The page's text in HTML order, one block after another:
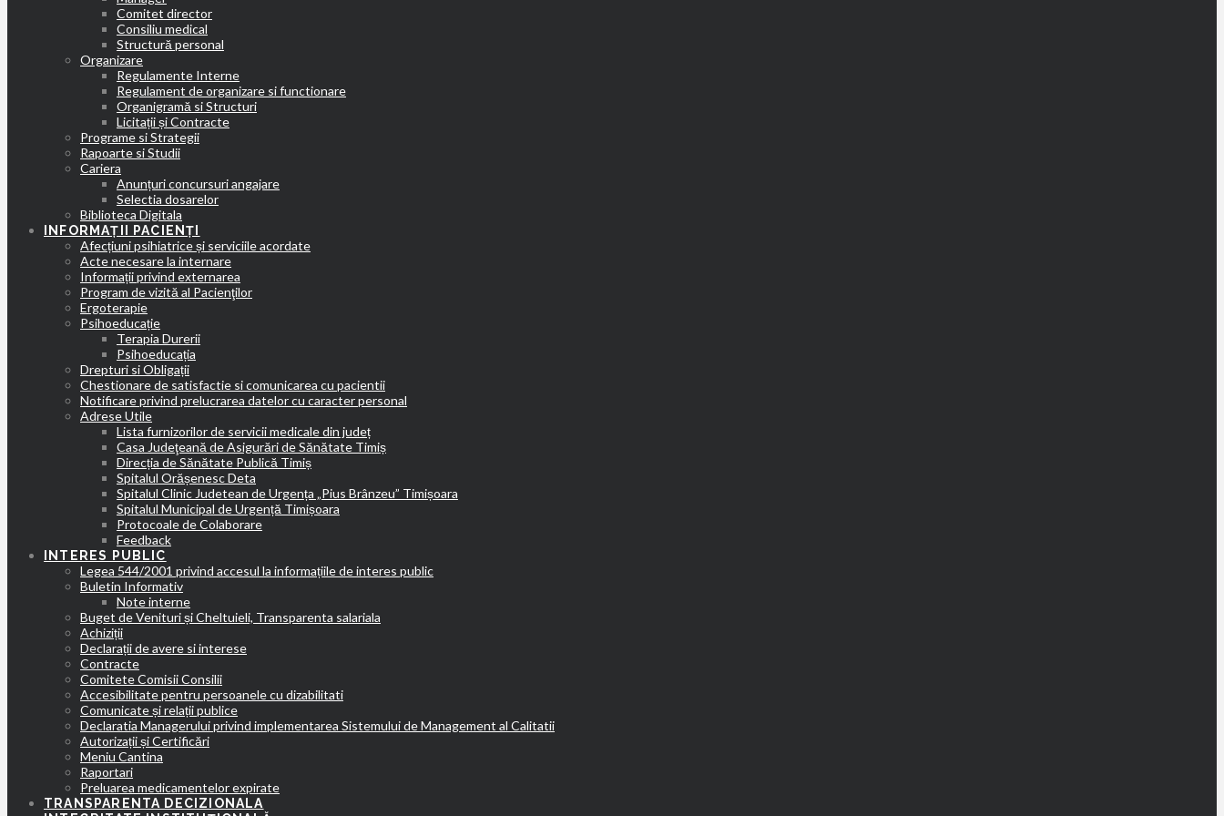
Comitet director
Consiliu medical
Structură personal
Organizare
Regulamente Interne
Regulament de organizare si functionare
Organigramă si Structuri
Licitații și Contracte
Programe si Strategii
Rapoarte si Studii
Cariera
Anunțuri concursuri angajare
Selectia dosarelor
Biblioteca Digitala
INFORMAȚII PACIENȚI
Afecțiuni psihiatrice și serviciile acordate
Acte necesare la internare
Informații privind externarea
Program de vizită al Pacienţilor
Ergoterapie
Psihoeducație
Terapia Durerii
Psihoeducația
Drepturi si Obligații
Chestionare de satisfactie si comunicarea cu pacientii
Notificare privind prelucrarea datelor cu caracter personal
Adrese Utile
Lista furnizorilor de servicii medicale din județ
Casa Judeţeană de Asigurări de Sănătate Timiș
Direcția de Sănătate Publică Timiș
Spitalul Orășenesc Deta
Spitalul Clinic Judetean de Urgența „Pius Brânzeu” Timișoara
Spitalul Municipal de Urgență Timișoara
Protocoale de Colaborare
Feedback
INTERES PUBLIC
Legea 544/2001 privind accesul la informațiile de interes public
Buletin Informativ
Note interne
Buget de Venituri și Cheltuieli, Transparenta salariala
Achiziții
Declarații de avere si interese
Contracte
Comitete Comisii Consilii
Accesibilitate pentru persoanele cu dizabilitati
Comunicate și relații publice
Declaratia Managerului privind implementarea Sistemului de Management al Calitatii
Autorizații și Certificări
Meniu Cantina
Raportari
Preluarea medicamentelor expirate
TRANSPARENTA DECIZIONALA